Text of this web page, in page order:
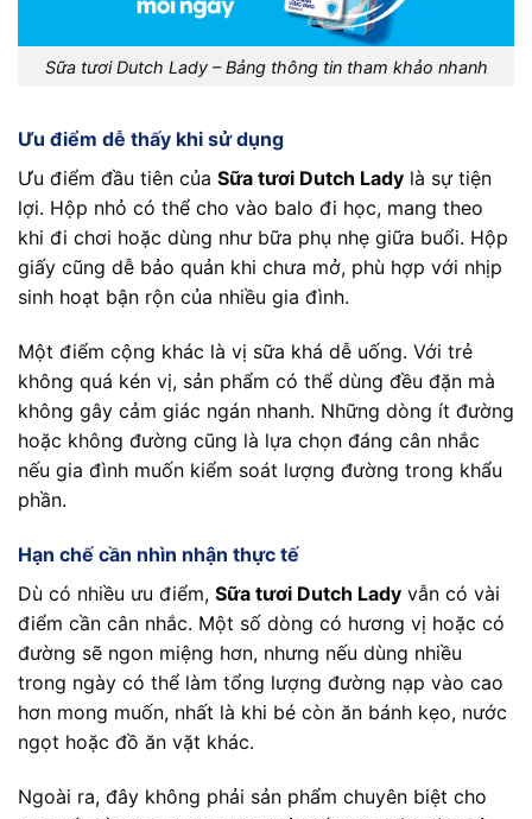
Sữa tươi Dutch Lady – Bảng thông tin tham khảo nhanh
Ưu điểm dễ thấy khi sử dụng
Ưu điểm đầu tiên của Sữa tươi Dutch Lady là sự tiện
lợi. Hộp nhỏ có thể cho vào balo đi học, mang theo
khi đi chơi hoặc dùng như bữa phụ nhẹ giữa buổi. Hộp
giấy cũng dễ bảo quản khi chưa mở, phù hợp với nhịp
sinh hoạt bận rộn của nhiều gia đình.
Một điểm cộng khác là vị sữa khá dễ uống. Với trẻ
không quá kén vị, sản phẩm có thể dùng đều đặn mà
không gây cảm giác ngán nhanh. Những dòng ít đường
hoặc không đường cũng là lựa chọn đáng cân nhắc
nếu gia đình muốn kiểm soát lượng đường trong khẩu
phần.
Hạn chế cần nhìn nhận thực tế
Dù có nhiều ưu điểm, Sữa tươi Dutch Lady vẫn có vài
điểm cần cân nhắc. Một số dòng có hương vị hoặc có
đường sẽ ngon miệng hơn, nhưng nếu dùng nhiều
trong ngày có thể làm tổng lượng đường nạp vào cao
hơn mong muốn, nhất là khi bé còn ăn bánh kẹo, nước
ngọt hoặc đồ ăn vặt khác.
Ngoài ra, đây không phải sản phẩm chuyên biệt cho